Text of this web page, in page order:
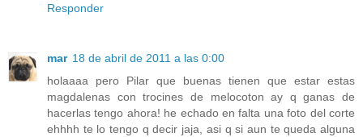
Responder
mar 18 de abril de 2011 a las 0:00
holaaaa pero Pilar que buenas tienen que estar estas
magdalenas con trocines de melocoton ay q ganas de
hacerlas tengo ahora! he echado en falta una foto del corte
ehhhh te lo tengo q decir jaja, asi q si aun te queda alguna